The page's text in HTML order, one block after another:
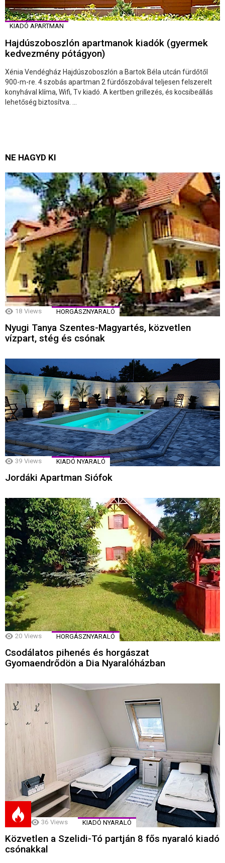
KIADÓ APARTMAN
Hajdúszoboszlón apartmanok kiadók (gyermek
kedvezmény pótágyon)
Xénia Vendégház Hajdúszoboszlón a Bartok Béla utcán fürdőtől
900-m-re. 4 szobás apartman 2 fürdőszobával teljesen felszerelt
konyhával klíma, Wifi, Tv kiadó. A kertben grillezés, és kocsibeállás
lehetőség biztosítva. ...
NE HAGYD KI
18 Views HORGÁSZNYARALÓ
Nyugi Tanya Szentes-Magyartés, közvetlen
vízpart, stég és csónak
39 Views KIADÓ NYARALÓ
Jordáki Apartman Siófok
20 Views HORGÁSZNYARALÓ
Csodálatos pihenés és horgászat
Gyomaendrődön a Dia Nyaralóházban
36 Views KIADÓ NYARALÓ
Közvetlen a Szelidi-Tó partján 8 fős nyaraló kiadó
csónakkal